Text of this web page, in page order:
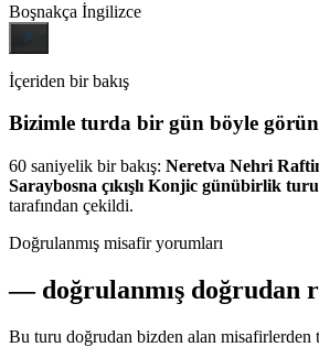
Boşnakça İngilizce
İçeriden bir bakış
Bizimle turda bir gün böyle
60 saniyelik bir bakış: Neretva Nehri
Saraybosna çıkışlı Konjic günübirlik turu
tarafından çekildi.
Doğrulanmış misafir yorumları
—doğrulanmış doğrudan
Bu turu doğrudan bizden alan misafirlerden